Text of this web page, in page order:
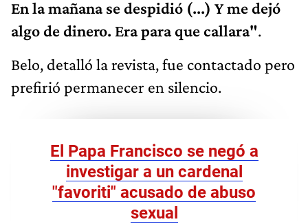
En la mañana se despidió (...) Y me dejó
algo de dinero. Era para que callara".
Belo, detalló la revista, fue contactado pero
prefirió permanecer en silencio.
El Papa Francisco se negó a
investigar a un cardenal
"favoriti" acusado de abuso
sexual